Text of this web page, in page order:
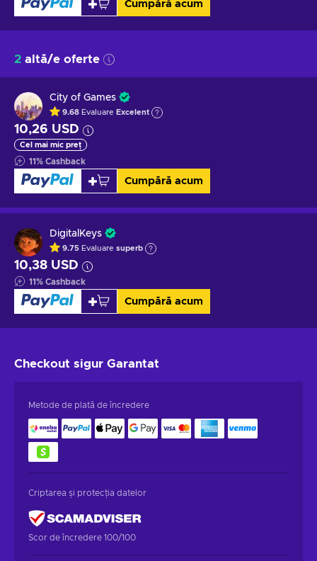
Cumpără acum
2 altă/e oferte
City of Games
9.68 Evaluare Excelent
10,26 USD
Cel mai mic preț
11% Cashback
Cumpără acum
DigitalKeys
9.75 Evaluare superb
10,38 USD
11% Cashback
Cumpără acum
Checkout sigur Garantat
Metode de plată de încredere
Criptarea și protecția datelor
Scor de încredere 100/100